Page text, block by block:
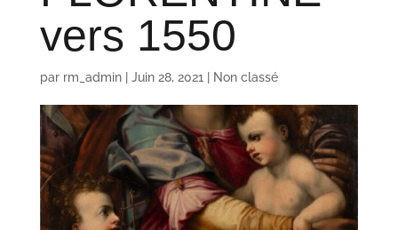
vers 1550
par rm_admin| Juin 28, 2021 Non classé